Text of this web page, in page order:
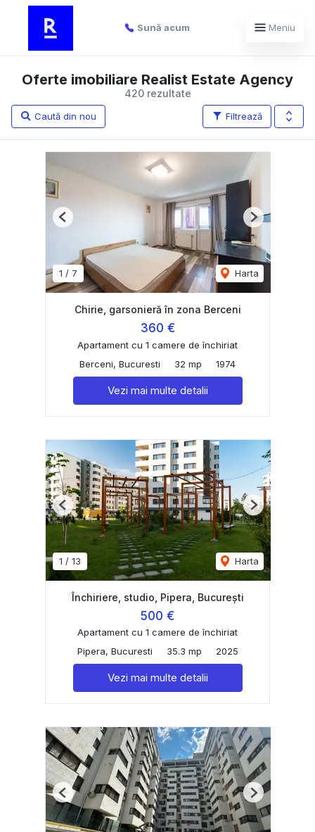
Sună acum Meniu
420 rezultate
Oferte imobiliare Realist Estate Agency
Filtrează
Caută din nou
1 / 7 Harta
Previous Next
Chirie, garsonieră în zona Berceni
360 €
Apartament cu 1 camere de închiriat
Berceni, Bucuresti
32 mp 1974
Vezi mai multe detalii
1 / 13 Harta
Previous Next
Închiriere, studio, Pipera, București
500 €
Apartament cu 1 camere de închiriat
Pipera, Bucuresti
35.3 mp 2025
Vezi mai multe detalii
Previous Next